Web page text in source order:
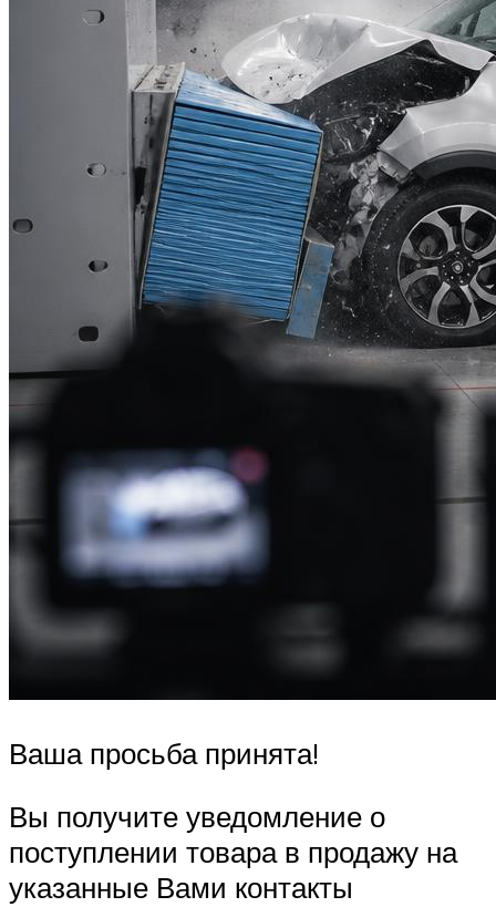
Ваша просьба принята!
Вы получите уведомление о
поступлении товара в продажу на
указанные Вами контакты